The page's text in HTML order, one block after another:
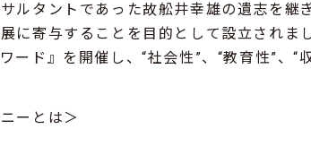
ルタントであった故舩井幸雄の遺志を
に寄与することを目的として設立され
ード』を開催し、“社会性”、“教育性”、
ーとは＞